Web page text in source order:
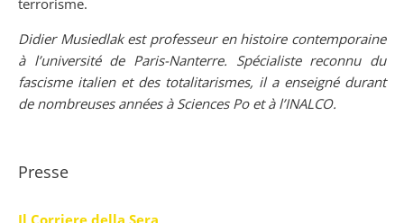
Didier Musiedlak est professeur en histoire contemporaine
à l’université de Paris-Nanterre. Spécialiste reconnu du
fascisme italien et des totalitarismes, il a enseigné durant
de nombreuses années à Sciences Po et à l’INALCO.
Presse
Il Corriere della Sera